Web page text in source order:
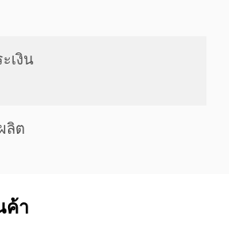
เงิน
ลิต
ค้า